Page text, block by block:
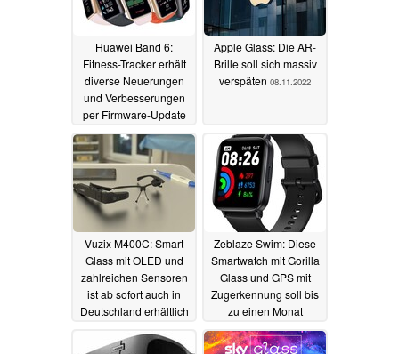
Huawei Band 6:
Fitness-Tracker erhält
diverse Neuerungen
und Verbesserungen
per Firmware-Update
17.11.2022
Apple Glass: Die AR-
Brille soll sich massiv
verspäten 08.11.2022
Vuzix M400C: Smart
Glass mit OLED und
zahlreichen Sensoren
ist ab sofort auch in
Deutschland erhältlich
Zeblaze Swim: Diese
Smartwatch mit Gorilla
Glass und GPS mit
Zugerkennung soll bis
zu einen Monat
durchhalten08.09.2022